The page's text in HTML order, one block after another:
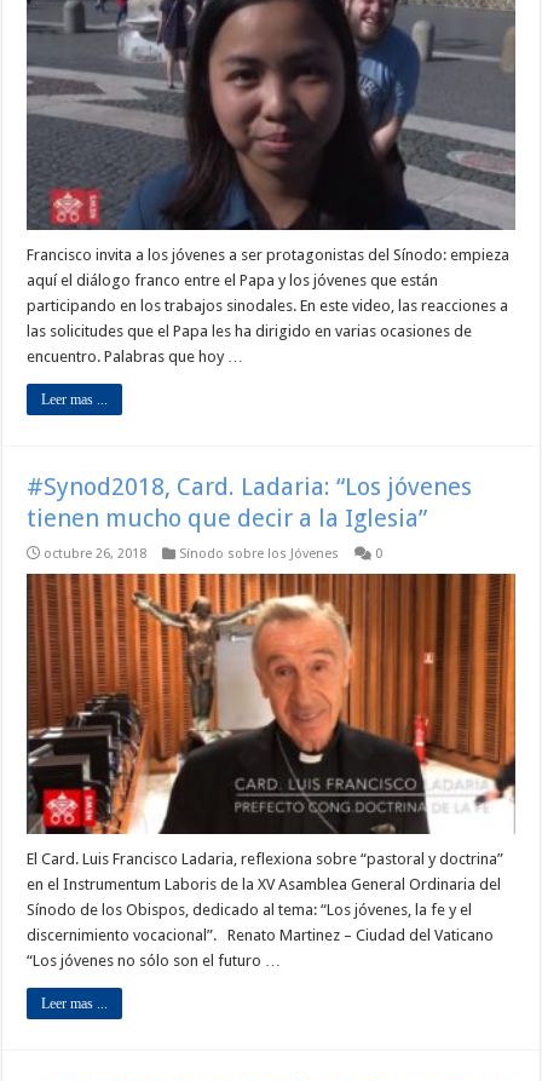
Francisco invita a los jóvenes a ser protagonistas del Sínodo: empieza
aquí el diálogo franco entre el Papa y los jóvenes que están
participando en los trabajos sinodales. En este video, las reacciones a
las solicitudes que el Papa les ha dirigido en varias ocasiones de
encuentro. Palabras que hoy …
Leer mas ...
#Synod2018, Card. Ladaria: “Los jóvenes
tienen mucho que decir a la Iglesia”
octubre 26, 2018 Sínodo sobre los Jóvenes 0
El Card. Luis Francisco Ladaria, reflexiona sobre “pastoral y doctrina”
en el Instrumentum Laboris de la XV Asamblea General Ordinaria del
Sínodo de los Obispos, dedicado al tema: “Los jóvenes, la fe y el
discernimiento vocacional”. Renato Martinez – Ciudad del Vaticano
“Los jóvenes no sólo son el futuro …
Leer mas ...